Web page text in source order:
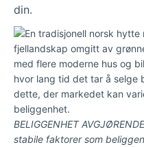
din.
BELIGGENHET
stabile faktorer som